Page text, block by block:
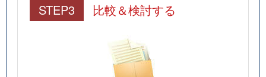
STEP3 比較＆検討する